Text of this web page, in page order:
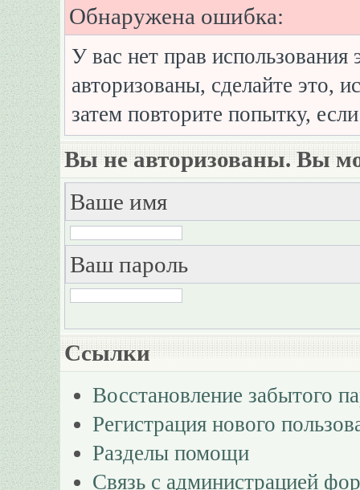
Обнаружена ошибка:
У вас нет прав
авторизованы, сделайте это,
затем повторите попытку,
Вы не авторизованы. Вы
Ваше имя
Ваш пароль
Ссылки
Восстановление забытого
Регистрация нового
Разделы помощи
Связь с администрацией